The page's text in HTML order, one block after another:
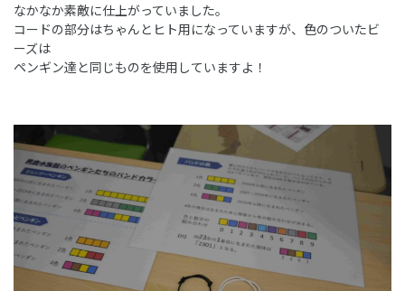
なかなか素敵に仕上がっていました。
コードの部分はちゃんとヒト用になっていますが、色のついたビ
ーズは
ペンギン達と同じものを使用していますよ！